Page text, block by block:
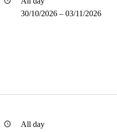
30/10/2026 – 03/11/2026
All day